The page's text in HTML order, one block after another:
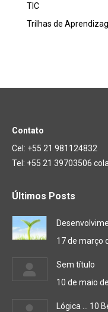
TIC
Trilhas de
Contato
Cel: +55 21 981124832
Tel: +55 21 39703506
Últimos Posts
17 de março
Sem título
10 de maio
Lógica … 10